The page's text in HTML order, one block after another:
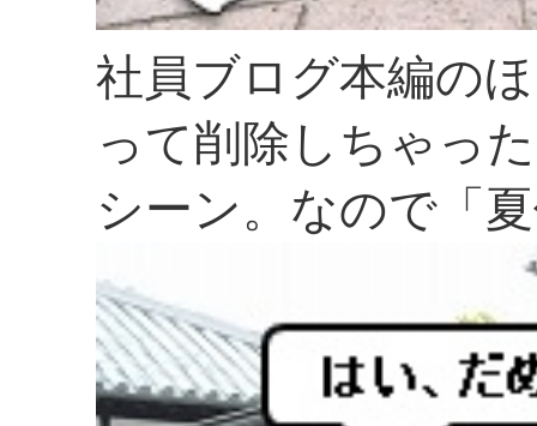
社員ブログ本編の
って削除しちゃっ
シーン。なので「